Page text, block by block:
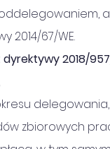
a
2014/67/WE.
2018/
delegowania,
zbiorowych